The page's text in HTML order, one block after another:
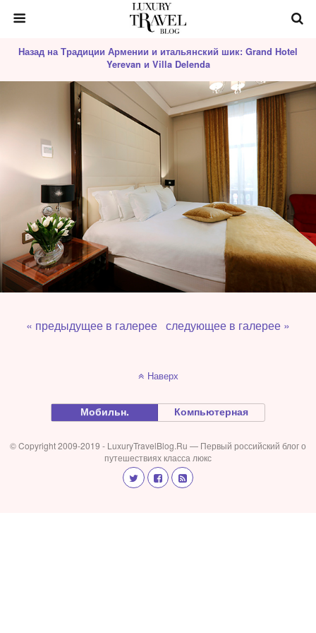
Назад на Традиции Армении и итальянский шик: Grand Hotel
Yerevan и Villa Delenda
« предыдущее в галерее следующее в галерее »
Наверх
Мобильн. Компьютерная
© Copyright 2009-2019 - LuxuryTravelBlog.Ru — Первый российский блог о
путешествиях класса люкс